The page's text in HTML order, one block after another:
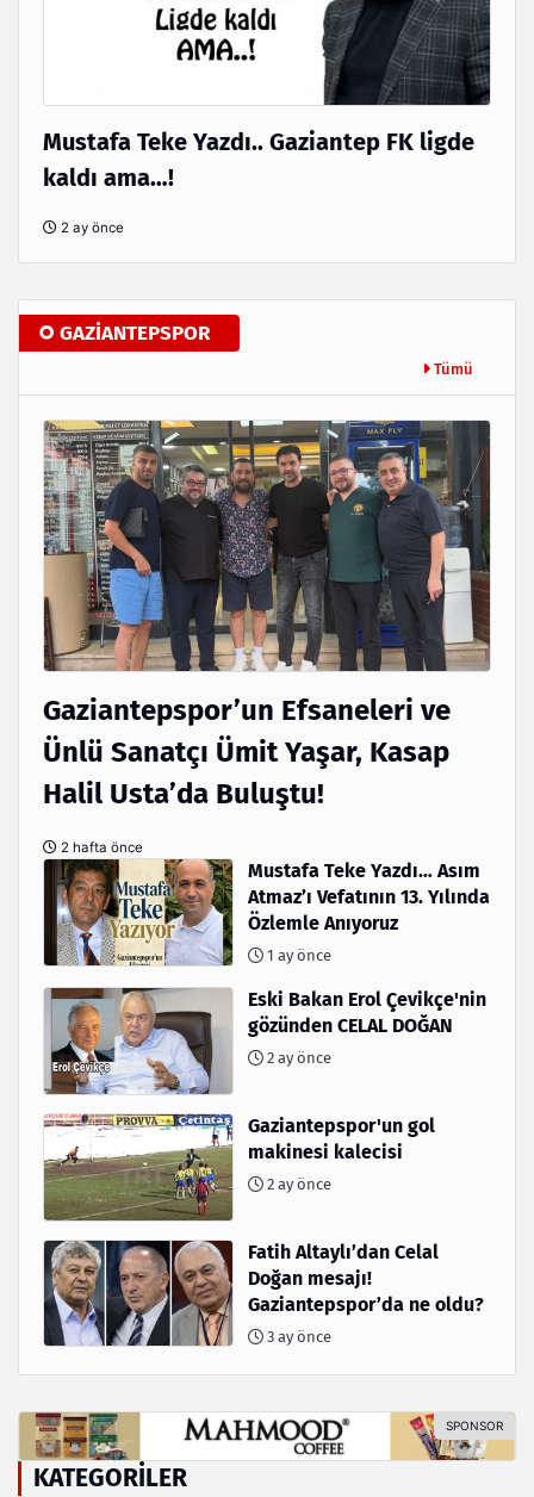
Mustafa Teke Yazdı.. Gaziantep FK ligde
kaldı ama…!
2 ay önce
GAZİANTEPSPOR
Tümü
Gaziantepspor’un Efsaneleri ve
Ünlü Sanatçı Ümit Yaşar, Kasap
Halil Usta’da Buluştu!
2 hafta önce
Mustafa Teke Yazdı… Asım
Atmaz’ı Vefatının 13. Yılında
Özlemle Anıyoruz
1 ay önce
Eski Bakan Erol Çevikçe'nin
gözünden CELAL DOĞAN
2 ay önce
Gaziantepspor'un gol
makinesi kalecisi
2 ay önce
Fatih Altaylı’dan Celal
Doğan mesajı!
Gaziantepspor’da ne oldu?
3 ay önce
KATEGORILER